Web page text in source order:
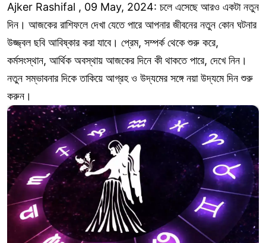
Ajker Rashifal , 09 May, 2024: চলে এসেছে আরও একটা নতুন
দিন। আজকের রাশিফলে দেখা যেতে পারে আপনার জীবনের নতুন কোন ঘটনার
উজ্জ্বল ছবি আবিষ্কার করা যাবে। প্রেম, সম্পর্ক থেকে শুরু করে,
কর্মসংস্থান, আর্থিক অবস্থায় আজকের দিনে কী থাকতে পারে, দেখে নিন।
নতুন সম্ভাবনার দিকে তাকিয়ে আগ্রহ ও উদ্যমের সঙ্গে নয়া উদ্যমে দিন শুরু
করুন।